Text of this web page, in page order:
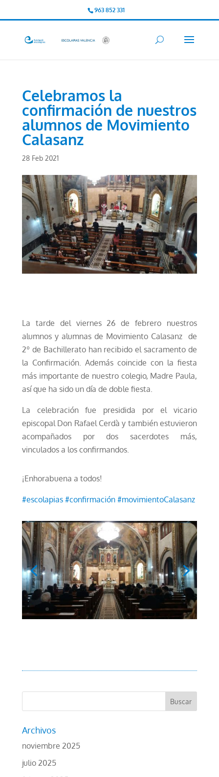
963 852 331
Celebramos la
confirmación de nuestros
alumnos de Movimiento
Calasanz
28 Feb 2021
La tarde del viernes 26 de febrero nuestros
alumnos y alumnas de Movimiento Calasanz de
2º de Bachillerato han recibido el sacramento de
la Confirmación. Además coincide con la fiesta
más importante de nuestro colegio, Madre Paula,
así que ha sido un día de doble fiesta.
La celebración fue presidida por el vicario
episcopal Don Rafael Cerdà y también estuvieron
acompañados por dos sacerdotes más,
vinculados a los confirmandos.
¡Enhorabuena a todos!
#escolapias #confirmación #movimientoCalasanz
Archivos
noviembre 2025
julio 2025